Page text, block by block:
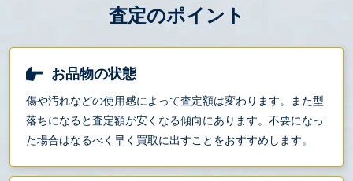
査定のポイント
お品物の状態
傷や汚れなどの使用感によって査定額は変わります。また型
落ちになると査定額が安くなる傾向にあります。不要になっ
た場合はなるべく早く買取に出すことをおすすめします。